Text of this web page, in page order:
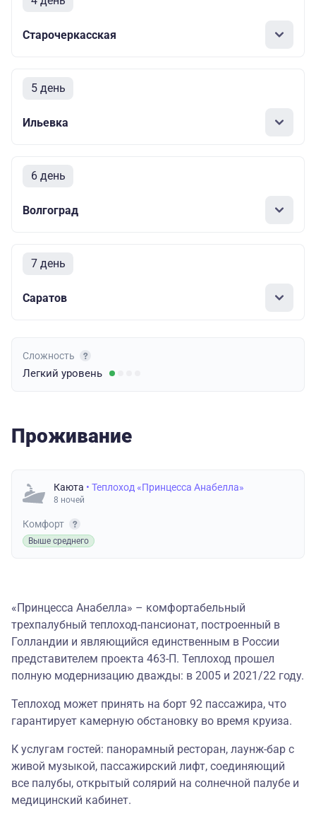
Старочеркасская
5 день
Ильевка
6 день
Волгоград
7 день
Саратов
Сложность
Легкий уровень
Проживание
Каюта • Теплоход «Принцесса Анабелла»
8 ночей
Комфорт
Выше среднего
«Принцесса Анабелла» – комфортабельный
трехпалубный теплоход-пансионат, построенный в
Голландии и являющийся единственным в России
представителем проекта 463-П. Теплоход прошел
полную модернизацию дважды: в 2005 и 2021/22 году.
Теплоход может принять на борт 92 пассажира, что
гарантирует камерную обстановку во время круиза.
К услугам гостей: панорамный ресторан, лаунж-бар с
живой музыкой, пассажирский лифт, соединяющий
все палубы, открытый солярий на солнечной палубе и
медицинский кабинет.